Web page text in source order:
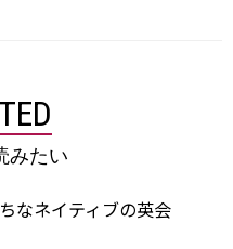
みたい
なネイティブの英会